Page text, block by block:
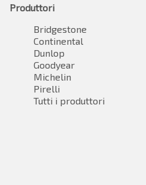
Produttori
Bridgestone
Continental
Dunlop
Goodyear
Michelin
Pirelli
Tutti i produttori